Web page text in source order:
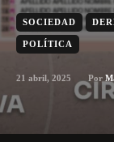
SOCIEDAD
POLÍTICA
21 abril, 2025 Por